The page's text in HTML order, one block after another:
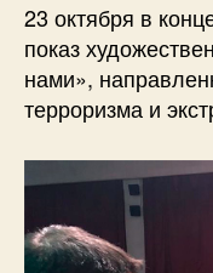
23 октября в
показ
нами»,
терроризма и